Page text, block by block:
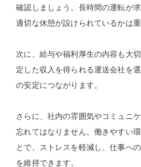
確認しましょう。長時間の運転が求
適切な休憩が設けられているかは重
次に、給与や福利厚生の内容も大
定した収入を得られる運送会社を
の安定につながります。
さらに、社内の雰囲気やコミュニ
忘れてはなりません。働きやすい
とで、ストレスを軽減し、仕事へ
を維持できます。